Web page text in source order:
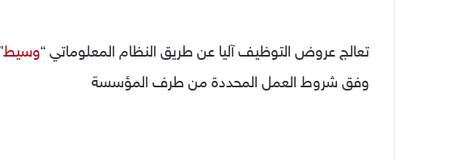
تعالج عروض التوظيف آليا عن طريق النظام المعلوماتي “وسيط
وفق شروط العمل المحددة من طرف المؤسسة